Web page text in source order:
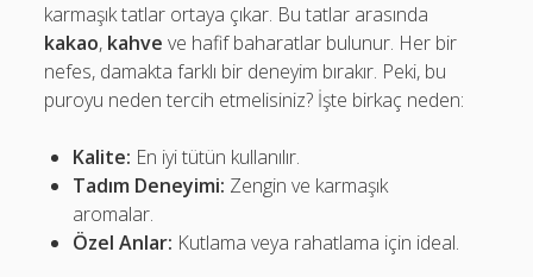
karmaşık tatlar ortaya çıkar. Bu tatlar arasında
kakao, kahve ve hafif baharatlar bulunur. Her bir
nefes, damakta farklı bir deneyim bırakır. Peki, bu
puroyu neden tercih etmelisiniz? İşte birkaç neden:
Kalite: En iyi tütün kullanılır.
Tadım Deneyimi: Zengin ve karmaşık
aromalar.
Özel Anlar: Kutlama veya rahatlama için ideal.